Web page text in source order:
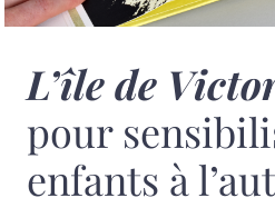
L’île de
pour
enfants à